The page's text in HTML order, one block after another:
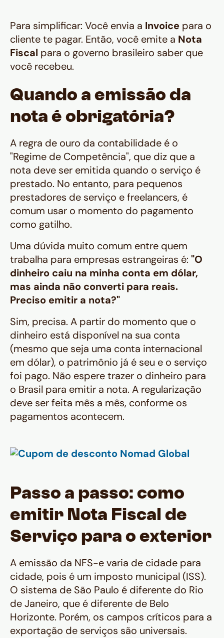
Para simplificar: Você envia a Invoice para o
cliente te pagar. Então, você emite a Nota
Fiscal para o governo brasileiro saber que
você recebeu.
Quando a emissão da
nota é obrigatória?
A regra de ouro da contabilidade é o
"Regime de Competência", que diz que a
nota deve ser emitida quando o serviço é
prestado. No entanto, para pequenos
prestadores de serviço e freelancers, é
comum usar o momento do pagamento
como gatilho.
Uma dúvida muito comum entre quem
trabalha para empresas estrangeiras é: "O
dinheiro caiu na minha conta em dólar,
mas ainda não converti para reais.
Preciso emitir a nota?"
Sim, precisa. A partir do momento que o
dinheiro está disponível na sua conta
(mesmo que seja uma conta internacional
em dólar), o patrimônio já é seu e o serviço
foi pago. Não espere trazer o dinheiro para
o Brasil para emitir a nota. A regularização
deve ser feita mês a mês, conforme os
pagamentos acontecem.
Passo a passo: como
emitir Nota Fiscal de
Serviço para o exterior
A emissão da NFS-e varia de cidade para
cidade, pois é um imposto municipal (ISS).
O sistema de São Paulo é diferente do Rio
de Janeiro, que é diferente de Belo
Horizonte. Porém, os campos críticos para a
exportação de serviços são universais.